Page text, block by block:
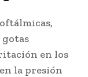
en los
la presión